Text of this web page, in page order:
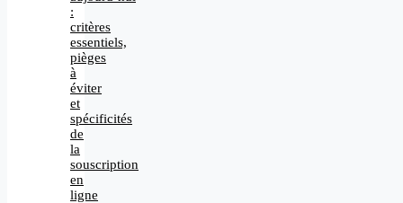
:
critères
essentiels,
pièges
à
éviter
et
spécificités
de
la
souscription
en
ligne